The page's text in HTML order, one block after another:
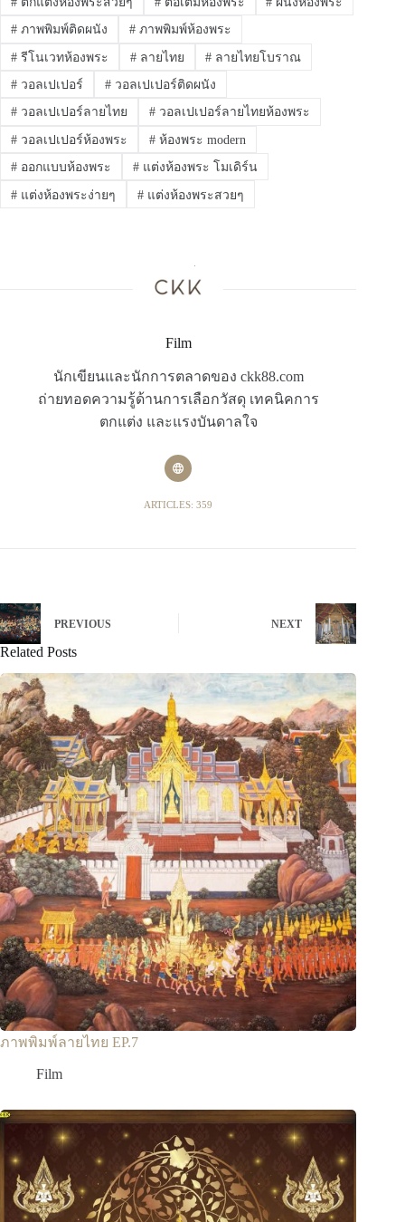
#ภาพพิมพ์ติดผนัง #ภาพพิมพ์ห้องพระ
#รีโนเวทห้องพระ #ลายไทย # ลายไทยโบราณ
#วอลเปเปอร์ #วอลเปเปอร์ติดผนัง
#วอลเปเปอร์ลายไทย #วอลเปเปอร์ลายไทยห้องพระ
#วอลเปเปอร์ห้องพระ #ห้องพระ modern
#ออกแบบห้องพระ #แต่งห้องพระ โมเดิร์น
#แต่งห้องพระง่ายๆ #แต่งห้องพระสวยๆ
Film
นักเขียนและนักการตลาดของ ckk88.com
ถ่ายทอดความรู้ด้านการเลือกวัสดุ เทคนิคการ
ตกแต่ง และแรงบันดาลใจ
ARTICLES: 359
PREVIOUS NEXT
Related Posts
ภาพพิมพ์ลายไทย EP.7
Film